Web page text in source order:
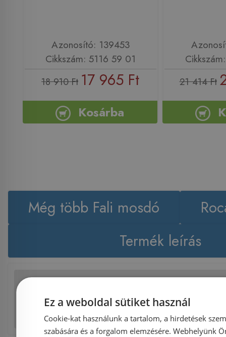
Azonosító: 139453
Cikkszám: 5116 59 01
18 910 Ft 17 965 Ft
Kosárba
21 414 Ft
Még több Fali mosdó
Termék leírás
Tumblr
Ez a weboldal sütiket használ
Cookie-kat használunk a tartalom, a hirdetések
szabására és a forgalom elemzésére. Webhelyünk